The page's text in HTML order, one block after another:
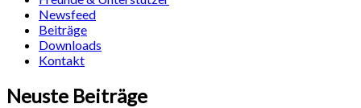
Newsfeed
Beiträge
Downloads
Kontakt
Neuste Beiträge